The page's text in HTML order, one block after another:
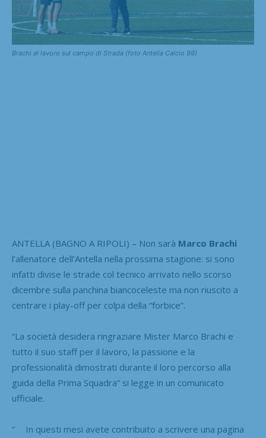
Brachi al lavoro sul campo di Strada (foto Antella Calcio 99)
ANTELLA (BAGNO A RIPOLI) – Non sarà Marco Brachi
l’allenatore dell’Antella nella prossima stagione: si sono
infatti divise le strade col tecnico arrivato nello scorso
dicembre sulla panchina biancoceleste ma non riuscito a
centrare i play-off per colpa della “forbice”.
“La società desidera ringraziare Mister Marco Brachi e
tutto il suo staff per il lavoro, la passione e la
professionalità dimostrati durante il loro percorso alla
guida della Prima Squadra” si legge in un comunicato
ufficiale.
“ In questi mesi avete contribuito a scrivere una pagina